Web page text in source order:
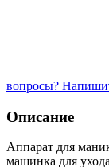
вопросы?
Описание
Аппарат для
машинка для